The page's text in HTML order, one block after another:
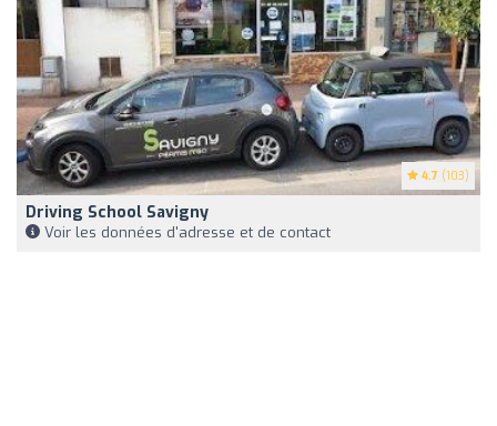
4.7 (103)
Driving School Savigny
Voir les données d'adresse et de contact